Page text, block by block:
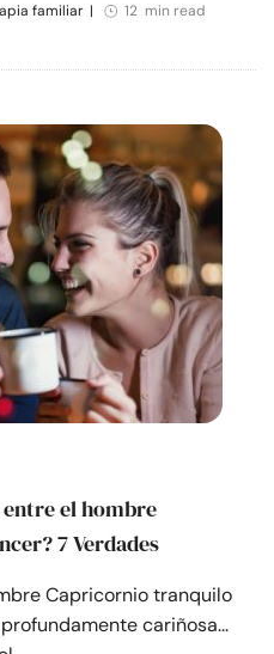
familiar | 12 min read
el hombre
7 Verdades
Capricornio tranquilo
cariñosa...